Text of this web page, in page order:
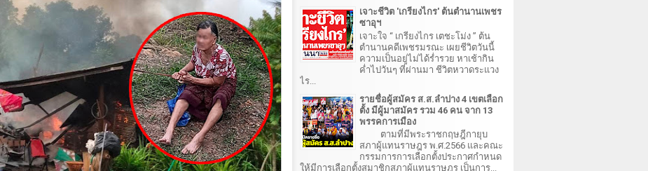
เจาะชีวิต 'เกรียงไกร' ต้นตำนานเพชร
ซาอุฯ
เจาะใจ “ เกรียงไกร เตชะโม่ง ” ต้น
ตำนานคดีเพชรมรณะ เผยชีวิตวันนี้
ความเป็นอยู่ไม่ได้ร่ำรวย หาเช้ากิน
ค่ำไปวันๆ ที่ผ่านมา ชีวิตหวาดระแวง
ไร...
รายชื่อผู้สมัคร ส.ส.ลำปาง 4 เขตเลือก
ตั้ง มีผู้มาสมัคร รวม 46 คน จาก 13
พรรคการเมือง
ตามที่มีพระราชกฤษฎีกายุบ
สภาผู้แทนราษฎร พ.ศ.2566 และคณะ
กรรมการการเลือกตั้งประกาศกำหนด
ให้มีการเลือกตั้งสมาชิกสภาผู้แทนราษฎร เป็นการ...